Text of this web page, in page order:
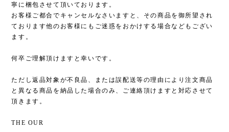
寧に梱包させて頂いております。
お客様ご都合でキャンセルなさいますと、その商品を御所望され
ております他のお客様にもご迷惑をおかけする場合などもござい
ます。
何卒ご理解頂けますと幸いです。
ただし返品対象が不良品、または誤配送等の理由により注文商品
と異なる商品を納品した場合のみ、ご連絡頂けますと対応させて
頂きます。
THE OUR